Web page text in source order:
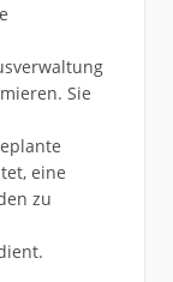
Sie
eine
zu